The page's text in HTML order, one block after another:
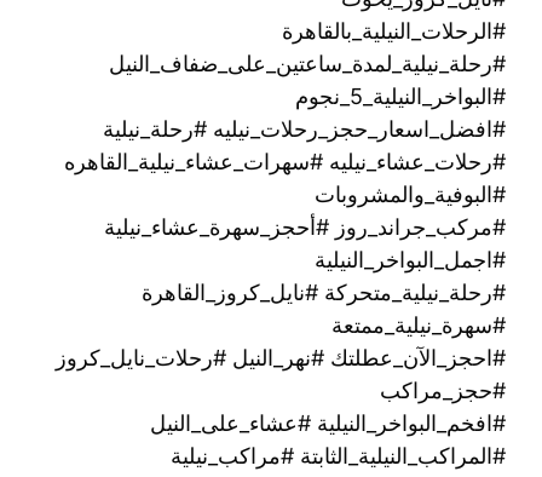
#الرحلات_النيلية_بالقاهرة
#رحلة_نيلية_لمدة_ساعتين_على_ضفاف_النيل
#البواخر_النيلية_5_نجوم
#افضل_اسعار_حجز_رحلات_نيليه #رحلة_نيلية
#رحلات_عشاء_نيليه #سهرات_عشاء_نيلية_القاهره
#البوفية_والمشروبات
#مركب_جراند_روز #أحجز_سهرة_عشاء_نيلية
#اجمل_البواخر_النيلية
#رحلة_نيلية_متحركة ‫#نايل_كروز_القاهرة
#سهرة_نيلية_ممتعة
#احجز_الآن_عطلتك #نهر_النيل #رحلات_نايل_كروز
#حجز_مراكب
#افخم_البواخر_النيلية #عشاء_على_النيل
#المراكب_النيلية_الثابتة #مراكب_نيلية